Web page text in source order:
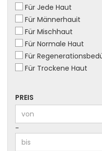
Für Jede Haut
Für Männerhauit
Für Mischhaut
Für Normale Haut
Für
Für Trockene Haut
PREIS
PREIS
Preis bis
-